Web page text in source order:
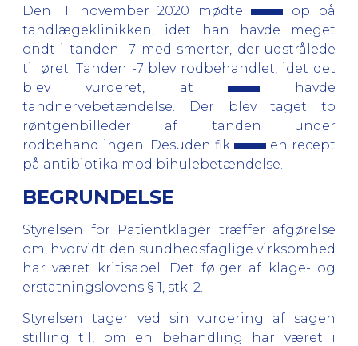
Den 11. november 2020 mødte
op på
tandlægeklinikken, idet han havde meget
ondt i tanden -7 med smerter, der udstrålede
til øret. Tanden -7 blev rodbehandlet, idet det
blev vurderet, at
havde
tandnervebetændelse. Der blev taget to
røntgenbilleder af tanden under
rodbehandlingen. Desuden fik
en recept
på antibiotika mod bihulebetændelse.
BEGRUNDELSE
Styrelsen for Patientklager træffer afgørelse
om, hvorvidt den sundhedsfaglige virksomhed
har været kritisabel. Det følger af klage- og
erstatningslovens § 1, stk. 2.
Styrelsen tager ved sin vurdering af sagen
stilling til, om en behandling har været i